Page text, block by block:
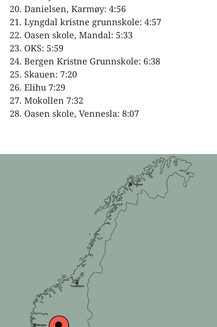
Danielsen, Karmøy: 4:56
Lyngdal kristne grunnskole: 4:57
Oasen skole, Mandal: 5:33
OKS: 5:59
Bergen Kristne Grunnskole: 6:38
Skauen: 7:20
Elihu 7:29
Mokollen 7:32
Oasen skole, Vennesla: 8:07